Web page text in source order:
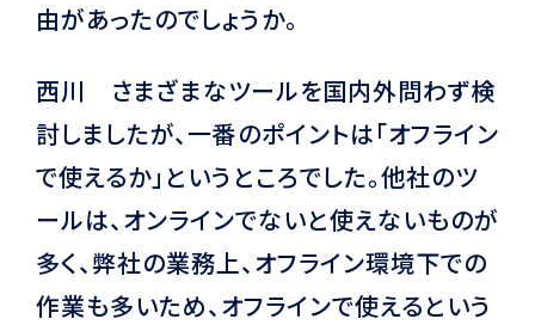
由があったのでしょうか。
西川 さまざまなツールを国内外問わず検
討しましたが、一番のポイントは「オフライン
で使えるか」というところでした。他社のツ
ールは、オンラインでないと使えないものが
多く、弊社の業務上、オフライン環境下での
作業も多いため、オフラインで使えるという